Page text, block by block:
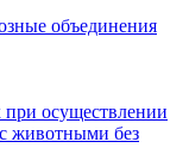
объединения
осуществлении
животными без